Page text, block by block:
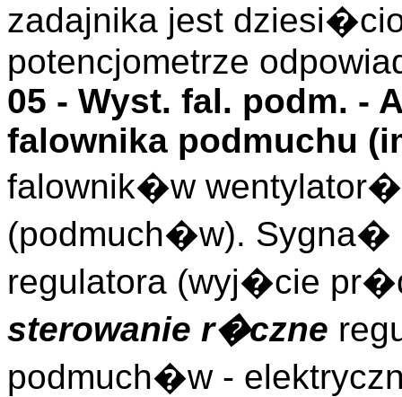
zadajnika jest
potencjometrze
05 - Wyst. fal. podm. -
falownika podmuchu (
falownik�w
(podmuch�w).
regulatora (wyj�cie
sterowanie r�czne
podmuch�w -